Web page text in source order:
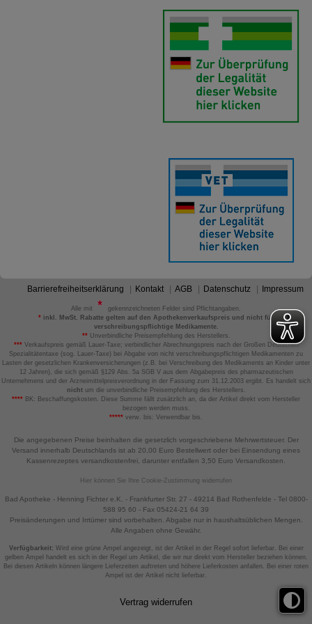
Hierüber lassen sich
Informationen über die Art und Weise der Nutzung
unserer Website sammeln, mit deren Hilfe wir unsere
Website weiter für Sie optimieren können, den Inhalt
auf unserer Website aber auch die Werbung auf
Drittseiten möglichst relevant für Sie zu gestalten.
Bitte beachten Sie, dass Daten hierfür teilweise an
Dritte wie z.B. Google oder soziale Medien
Barrierefreiheitserklärung Kontakt AGB Datenschutz Impressum
Alle mit
gekennzeichneten Felder sind Pflichtangaben.
* inkl. MwSt. Rabatte gelten auf den Apothekenverkaufspreis und nicht für
verschreibungspflichtige Medikamente.
**Unverbindliche Preisempfehlung des Herstellers.
***Verkaufspreis gemäß Lauer-Taxe; verbindlicher Abrechnungspreis nach der Großen Deutschen
Spezialitätentaxe (sog. Lauer-Taxe) bei Abgabe von nicht verschreibungspflichtigen Medikamenten zu
Lasten der gesetzlichen Krankenversicherungen (z.B. bei Verschreibung des Medikaments an Kinder unter
12 Jahren), die sich gemäß §129 Abs. 5a SGB V aus dem Abgabepreis des pharmazeutischen
Unternehmens und der Arzneimittelpreisverordnung in der Fassung zum 31.12.2003 ergibt. Es handelt sich
nichtum die unverbindliche Preisempfehlung des Herstellers.
**** BK: Beschaffungskosten. Diese Summe fällt zusätzlich an, da der Artikel direkt vom Hersteller
bezogen werden muss.
***** verw. bis: Verwendbar bis.
Die angegebenen Preise beinhalten die gesetzlich vorgeschriebene Mehrwertsteuer. Der
Versand innerhalb Deutschlands ist ab 20,00 Euro Bestellwert oder bei Einsendung eines
Kassenrezeptes versandkostenfrei, darunter entfallen 3,50 Euro Versandkosten.
Hier können Sie Ihre Cookie-Zustimmung widerrufen
Bad Apotheke - Henning Fichter e.K. - Frankfurter Str. 27 - 49214 Bad Rothenfelde - Tel 0800-
588 95 60 - Fax 05424-21 64 39
Preisänderungen und Irrtümer sind vorbehalten. Abgabe nur in haushaltsüblichen Mengen.
Alle Angaben ohne Gewähr.
Verfügbarkeit: Wird eine grüne Ampel angezeigt, ist der Artikel in der Regel sofort lieferbar. Bei einer
gelben Ampel handelt es sich in der Regel um Artikel, die wir nur direkt vom Hersteller beziehen können.
Bei diesen Artikeln können längere Lieferzeiten auftreten und höhere Lieferkosten anfallen. Bei einer roten
Ampel ist der Artikel nicht lieferbar.
Vertrag widerrufen